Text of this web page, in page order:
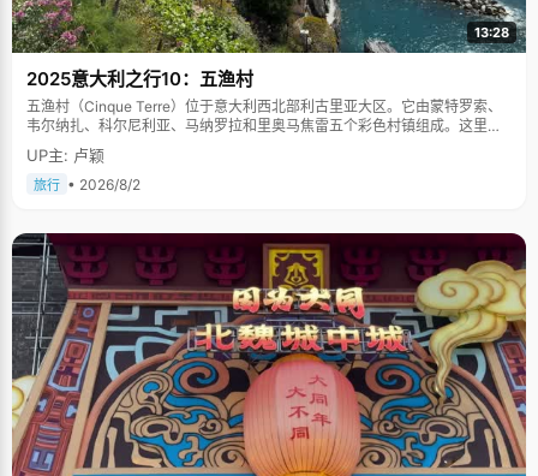
13:28
2025意大利之行10：五渔村
五渔村（Cinque Terre）位于意大利西北部利古里亚大区。它由蒙特罗索、
韦尔纳扎、科尔尼利亚、马纳罗拉和里奥马焦雷五个彩色村镇组成。这里依
山傍海，房屋色彩斑斓，1997年被列为世界文化遗产。
UP主: 卢颖
旅行 • 2026/8/2